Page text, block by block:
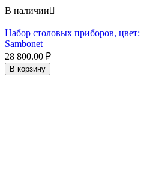
В наличии
Набор столовых приборов,
Sambonet
28 800.00 ₽
В корзину